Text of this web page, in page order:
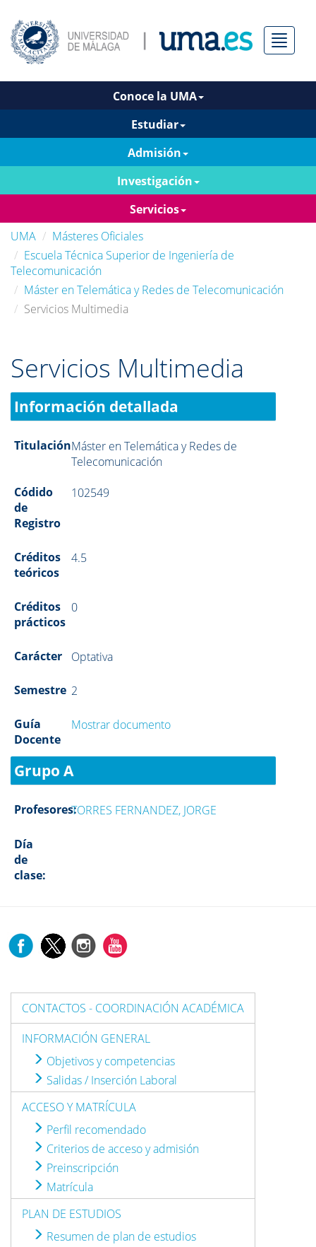
Menú
Conoce la UMA
Estudiar
Admisión
Investigación
Servicios
UMA
Másteres Oficiales
Escuela Técnica Superior de Ingeniería de
Telecomunicación
Máster en Telemática y Redes de Telecomunicación
Servicios Multimedia
Servicios Multimedia
Información detallada
TitulaciónMáster en Telemática y Redes de
Telecomunicación
Códido
de
Registro
102549
Créditos
teóricos
4.5
Créditos
prácticos
0
Carácter Optativa
Semestre 2
Guía
Docente
Mostrar documento
Grupo A
Profesores:TORRES FERNANDEZ, JORGE
Día
de
clase:
CONTACTOS - COORDINACIÓN ACADÉMICA
INFORMACIÓN GENERAL
Objetivos y competencias
Salidas / Inserción Laboral
ACCESO Y MATRÍCULA
Perfil recomendado
Criterios de acceso y admisión
Preinscripción
Matrícula
PLAN DE ESTUDIOS
Resumen de plan de estudios